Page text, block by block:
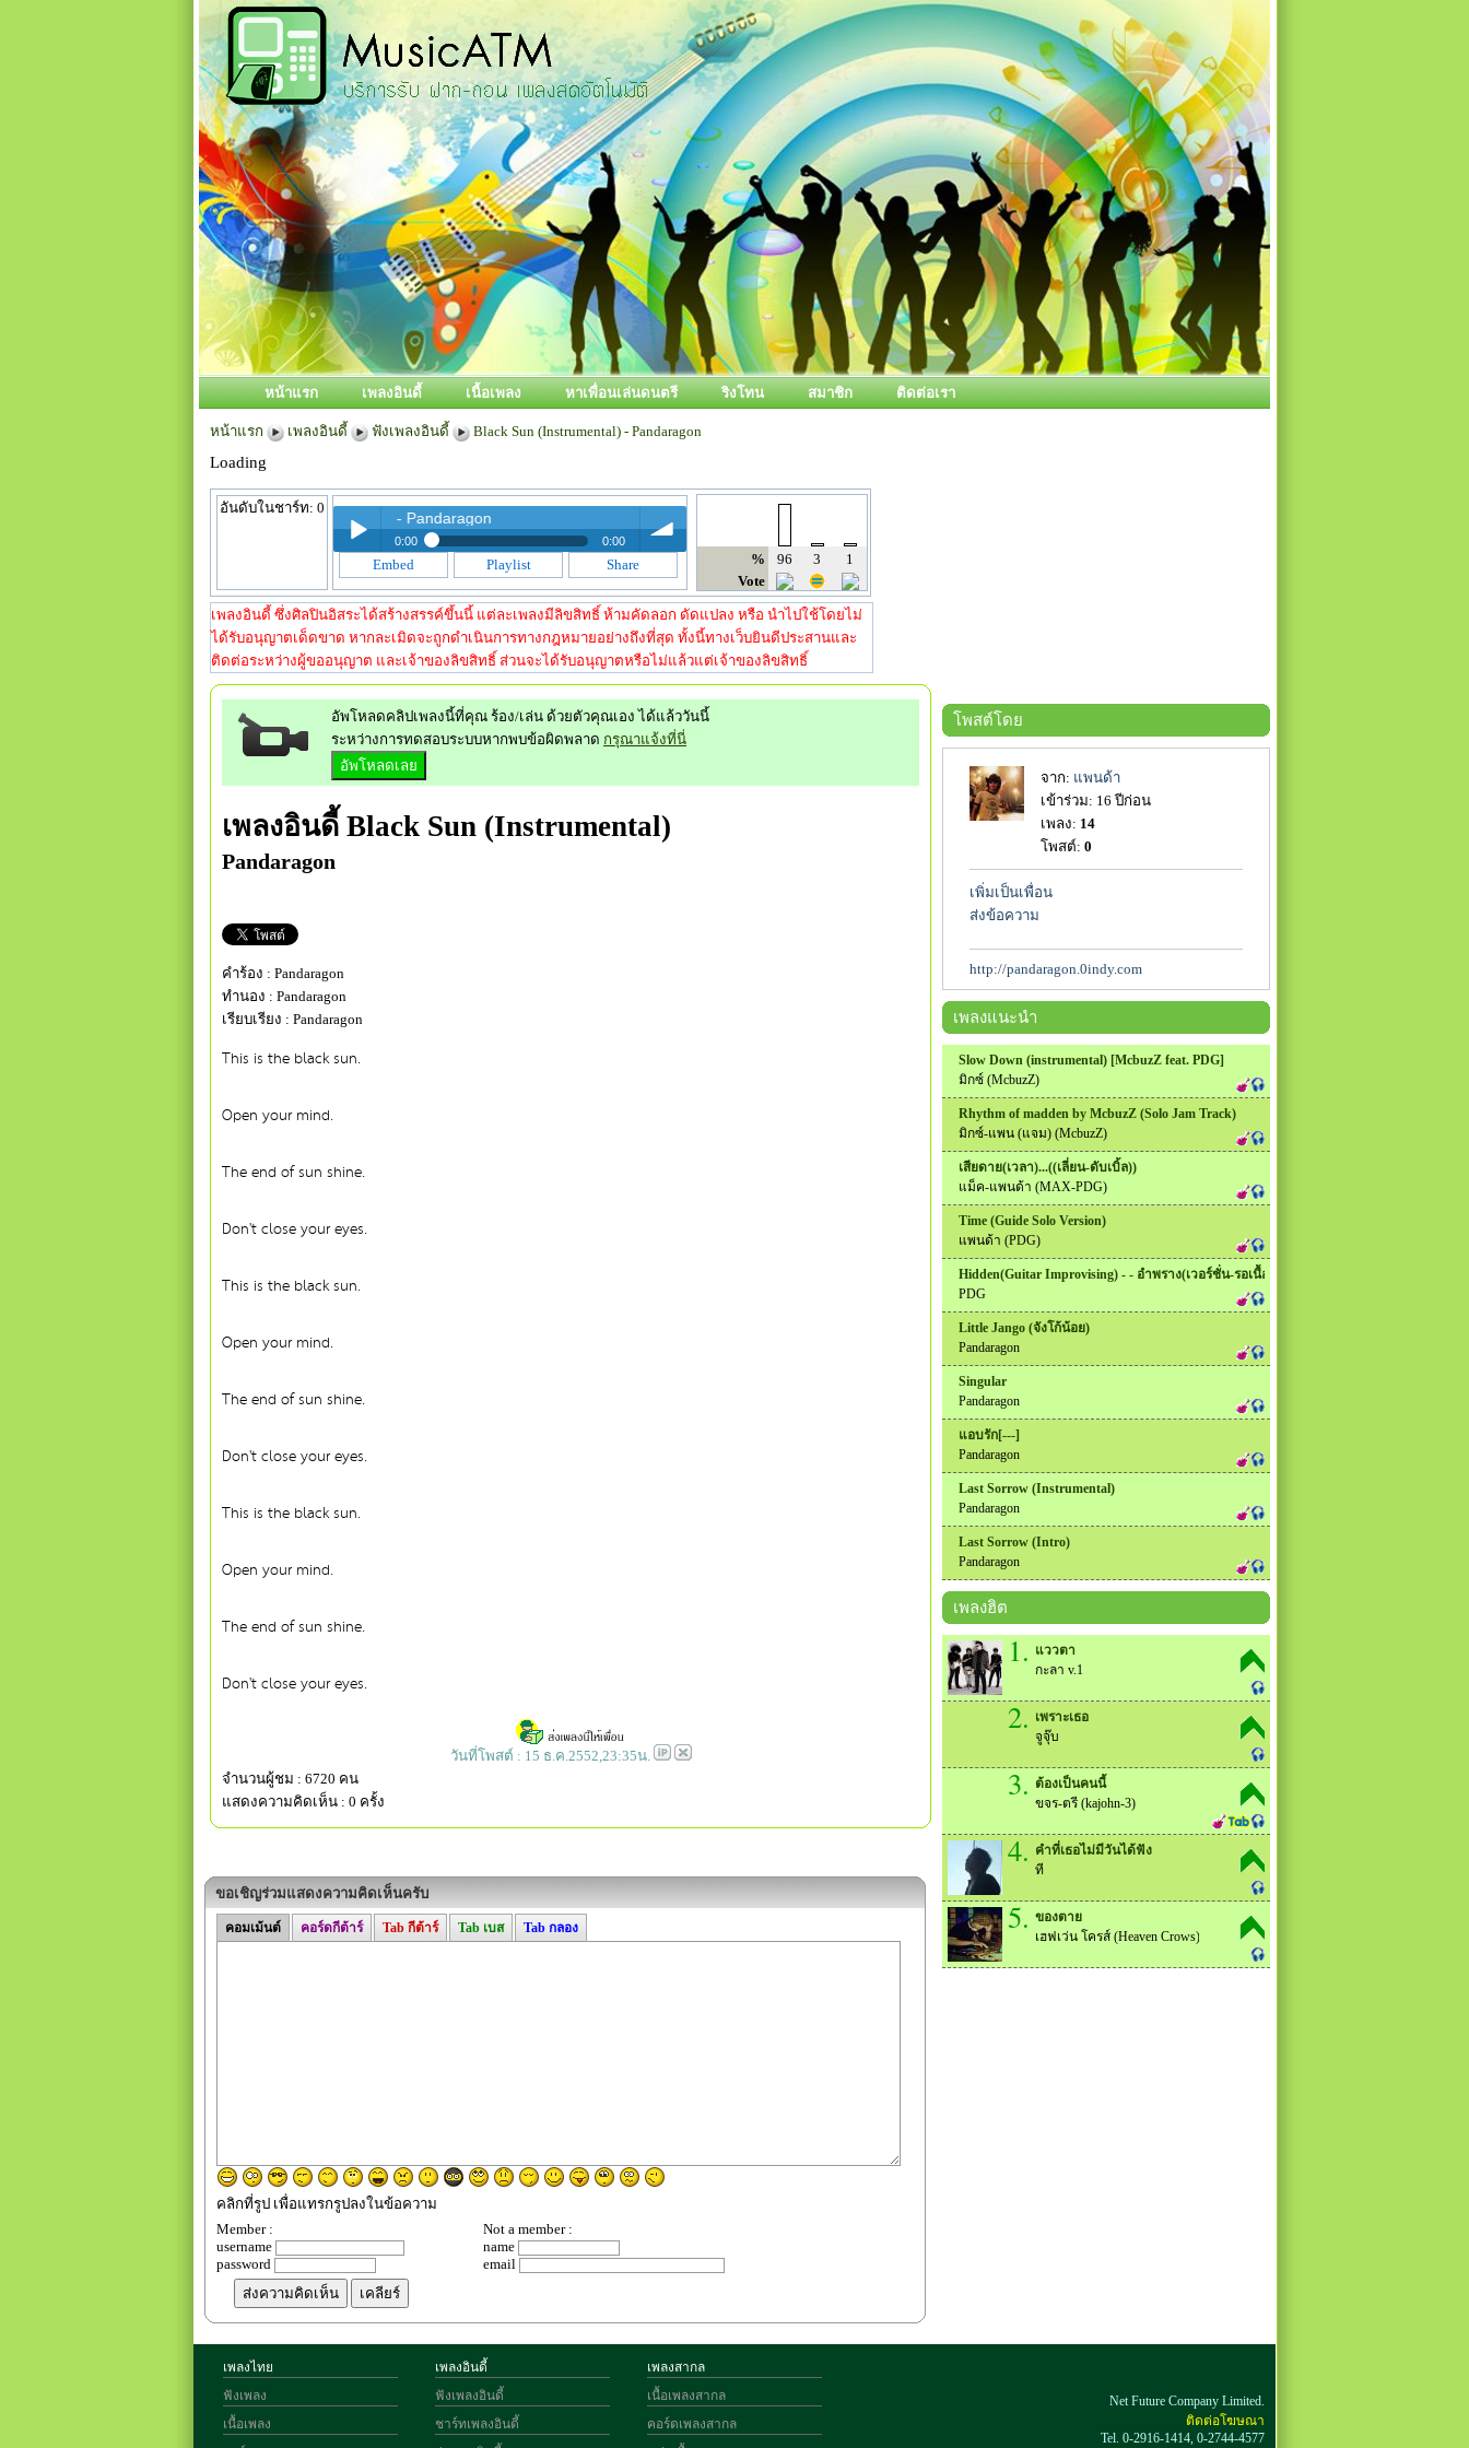
หน้าแรก เพลงอินดี้ เนื้อเพลง หาเพื่อนเล่นดนตรี ริงโทน สมาชิก ติดต่อเรา
หน้าแรก เพลงอินดี้ ฟังเพลงอินดี้ Black Sun (Instrumental) - Pandaragon
Loading
อันดับในชาร์ท: 0
Play /
pause
Black Sun (Instrumental) - Pandaragon
0:00 0:00
volume
Black Sun (Instrumental) - Pandaragon
Black Sun (Instrumental) - Pandaragon
Embed Playlist Share % 96 3
1
Vote
เพลงอินดี้ ซึ่งศิลปินอิสระได้สร้างสรรค์ขึ้นนี้ แต่ละเพลงมีลิขสิทธิ์ ห้ามคัดลอก ดัดแปลง หรือ นำไปใช้โดยไม่
ได้รับอนุญาตเด็ดขาด หากละเมิดจะถูกดำเนินการทางกฎหมายอย่างถึงที่สุด ทั้งนี้ทางเว็บยินดีประสานและ
ติดต่อระหว่างผู้ขออนุญาต และเจ้าของลิขสิทธิ์ ส่วนจะได้รับอนุญาตหรือไม่แล้วแต่เจ้าของลิขสิทธิ์
อัพโหลดคลิปเพลงนี้ที่คุณ ร้อง/เล่น ด้วยตัวคุณเอง ได้แล้ววันนี้
ระหว่างการทดสอบระบบหากพบข้อผิดพลาด กรุณาแจ้งที่นี่
เพลงอินดี้ Black Sun (Instrumental)
Pandaragon
คำร้อง : Pandaragon
ทำนอง : Pandaragon
เรียบเรียง : Pandaragon
This is the black sun.
Open your mind.
The end of sun shine.
Don't close your eyes.
This is the black sun.
Open your mind.
The end of sun shine.
Don't close your eyes.
This is the black sun.
Open your mind.
The end of sun shine.
Don't close your eyes.
วันที่โพสต์ : 15 ธ.ค.2552,23:35น.
จำนวนผู้ชม : 6720 คน
แสดงความคิดเห็น : 0 ครั้ง
โพสต์โดย
จาก: แพนด้า
เข้าร่วม: 16 ปีก่อน
เพลง: 14
โพสต์: 0
เพิ่มเป็นเพื่อน
ส่งข้อความ
http://pandaragon.0indy.com
เพลงแนะนำ
Slow Down (instrumental) [McbuzZ feat. PDG]
มิกซ์ (McbuzZ)
Rhythm of madden by McbuzZ (Solo Jam Track)
มิกซ์-แพน (แจม) (McbuzZ)
เสียดาย(เวลา)...((เลี่ยน-ดับเบิ้ล))
แม็ค-แพนด้า (MAX-PDG)
Time (Guide Solo Version)
แพนด้า (PDG)
Hidden(Guitar Improvising) - - อำพราง(เวอร์ชั่น-รอเนื้อร้อง อิอิ)
PDG
Little Jango (จังโก้น้อย)
Pandaragon
Singular
Pandaragon
แอบรัก[---]
Pandaragon
Last Sorrow (Instrumental)
Pandaragon
Last Sorrow (Intro)
Pandaragon
เพลงฮิต
1. แววตา
กะลา v.1
2. เพราะเธอ
จูจุ๊บ
3. ต้องเป็นคนนี้
ขจร-ตรี (kajohn-3)
4. คำที่เธอไม่มีวันได้ฟัง
ที
5. ของตาย
เฮฟเว่น โครส์ (Heaven Crows)
ขอเชิญร่วมแสดงความคิดเห็นครับ
คอมเม้นต์ คอร์ดกีต้าร์ Tab กีต้าร์ Tab เบส Tab กลอง
คลิกที่รูป เพื่อแทรกรูปลงในข้อความ
Member :
username
password
Not a member :
name
email
เพลงไทย
ฟังเพลง
เนื้อเพลง
เพลงอินดี้
ฟังเพลงอินดี้
ชาร์ทเพลงอินดี้
เพลงสากล
เนื้อเพลงสากล
คอร์ดเพลงสากล
Net Future Company Limited.
ติดต่อโฆษณา
Tel. 0-2916-1414, 0-2744-4577